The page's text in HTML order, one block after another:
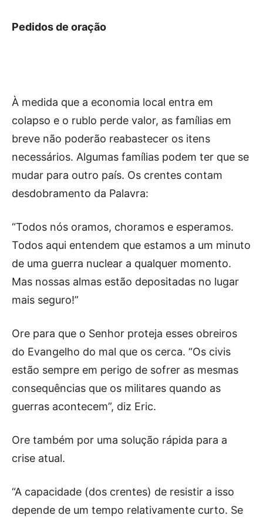
Pedidos de oração
À medida que a economia local entra em
colapso e o rublo perde valor, as famílias em
breve não poderão reabastecer os itens
necessários. Algumas famílias podem ter que se
mudar para outro país. Os crentes contam
desdobramento da Palavra:
“Todos nós oramos, choramos e esperamos.
Todos aqui entendem que estamos a um minuto
de uma guerra nuclear a qualquer momento.
Mas nossas almas estão depositadas no lugar
mais seguro!”
Ore para que o Senhor proteja esses obreiros
do Evangelho do mal que os cerca. “Os civis
estão sempre em perigo de sofrer as mesmas
consequências que os militares quando as
guerras acontecem”, diz Eric.
Ore também por uma solução rápida para a
crise atual.
“A capacidade (dos crentes) de resistir a isso
depende de um tempo relativamente curto. Se